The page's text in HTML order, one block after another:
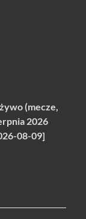
(mecze,
2026
08-09]